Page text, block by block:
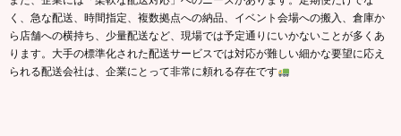
く、急な配送、時間指定、複数拠点への納品、イベント会場への搬入、倉庫か
ら店舗への横持ち、少量配送など、現場では予定通りにいかないことが多くあ
ります。大手の標準化された配送サービスでは対応が難しい細かな要望に応え
られる配送会社は、企業にとって非常に頼れる存在です